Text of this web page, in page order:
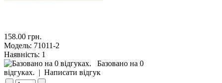
158.00 грн.
Модель: 71011-2
Наявність: 1
Базовано на 0
відгуках. | Написати відгук